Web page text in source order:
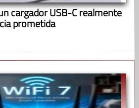
cargador USB-C realmente
prometida